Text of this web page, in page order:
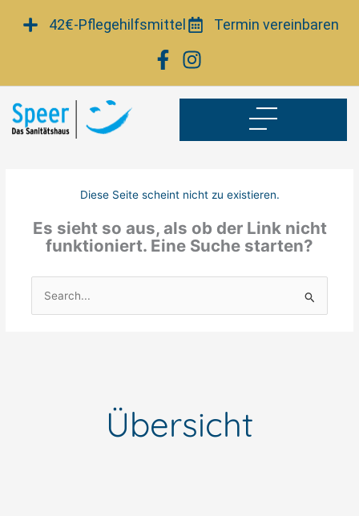
Inhalt
42€-Pflegehilfsmittel Termin vereinbaren
Diese Seite scheint nicht zu existieren.
Es sieht so aus, als ob der Link nicht
funktioniert. Eine Suche starten?
Suchen
nach:
Übersicht